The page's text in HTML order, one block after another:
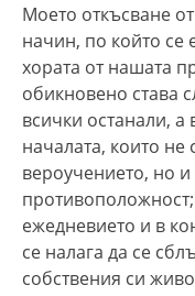
Моето откъсване
начин, по който се
хората от нашата
обикновено става
всички останали,
началата, които
вероучението, но и
ежедневието и в
се налага да се
собствения си